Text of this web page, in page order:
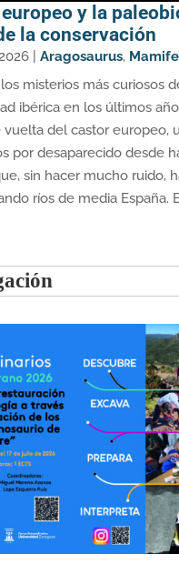
y la
la conservación
| Aragosaurus,
misterios más curiosos
ibérica en los últimos
del castor europeo,
por desaparecido desde
sin hacer mucho ruido,
ríos de media España.